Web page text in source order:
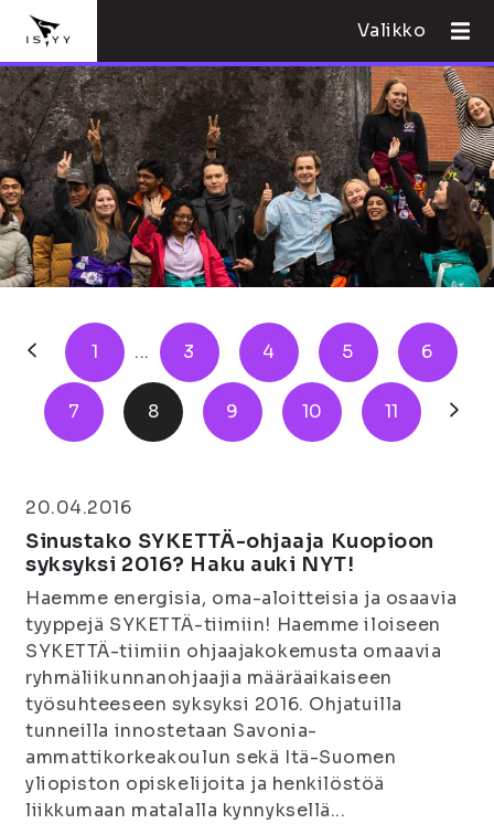
Valikko
1 ... 3 4 5 6
7 8 9 10 11
20.04.2016
Sinustako SYKETTÄ-ohjaaja Kuopioon
syksyksi 2016? Haku auki NYT!
Haemme energisia, oma-aloitteisia ja osaavia
tyyppejä SYKETTÄ-tiimiin! Haemme iloiseen
SYKETTÄ-tiimiin ohjaajakokemusta omaavia
ryhmäliikunnanohjaajia määräaikaiseen
työsuhteeseen syksyksi 2016. Ohjatuilla
tunneilla innostetaan Savonia-
ammattikorkeakoulun sekä Itä-Suomen
yliopiston opiskelijoita ja henkilöstöä
liikkumaan matalalla kynnyksellä...